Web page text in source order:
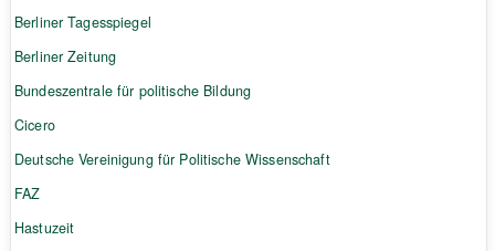
Berliner Tagesspiegel
Berliner Zeitung
Bundeszentrale für politische Bildung
Cicero
Deutsche Vereinigung für Politische Wissenschaft
FAZ
Hastuzeit